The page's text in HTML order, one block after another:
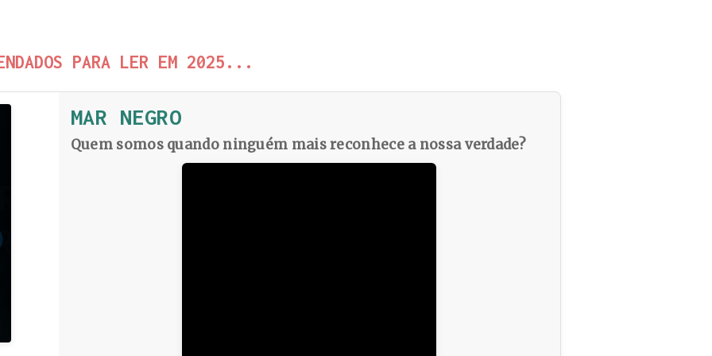
PARA LER EM 2025...
MAR NEGRO
Quem somos quando ninguém mais reconhece a nossa verdade?